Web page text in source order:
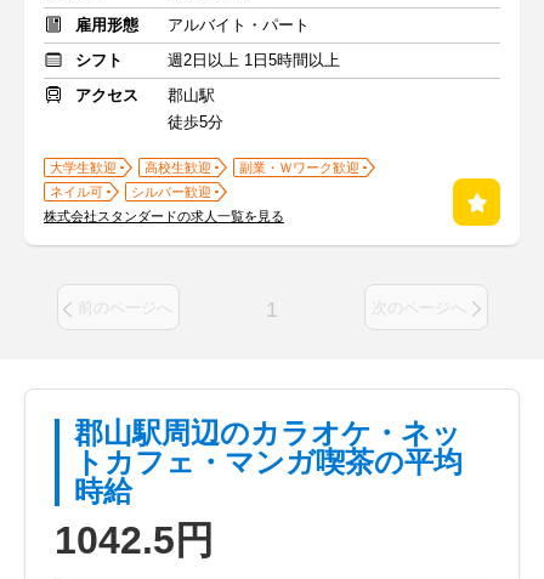
雇用形態
アルバイト・パート
シフト
週2日以上 1日5時間以上
アクセス
郡山駅
徒歩5分
大学生歓迎 高校生歓迎
副業・Ｗワーク歓迎
ネイル可
シルバー歓迎
株式会社スタンダードの求人一覧を見る
前のページへ 1 次のページへ
郡山駅周辺のカラオケ・ネッ
トカフェ・マンガ喫茶の平均
時給
1042.5円